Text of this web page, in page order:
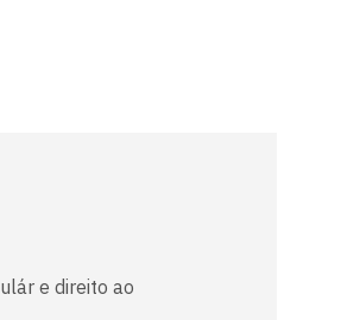
e direito ao